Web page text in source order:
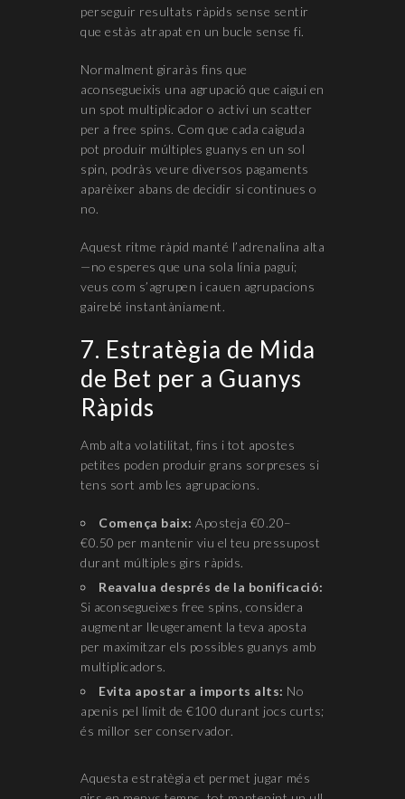
perseguir resultats ràpids sense sentir
que estàs atrapat en un bucle sense fi.
Normalment giraràs fins que
aconsegueixis una agrupació que caigui en
un spot multiplicador o activi un scatter
per a free spins. Com que cada caiguda
pot produir múltiples guanys en un sol
spin, podràs veure diversos pagaments
aparèixer abans de decidir si continues o
no.
Aquest ritme ràpid manté l’adrenalina alta
—no esperes que una sola línia pagui;
veus com s’agrupen i cauen agrupacions
gairebé instantàniament.
7. Estratègia de Mida
de Bet per a Guanys
Ràpids
Amb alta volatilitat, fins i tot apostes
petites poden produir grans sorpreses si
tens sort amb les agrupacions.
Comença baix: Aposteja €0.20–
€0.50 per mantenir viu el teu pressupost
durant múltiples girs ràpids.
Reavalua després de la bonificació:
Si aconsegueixes free spins, considera
augmentar lleugerament la teva aposta
per maximitzar els possibles guanys amb
multiplicadors.
Evita apostar a imports alts: No
apenis pel límit de €100 durant jocs curts;
és millor ser conservador.
Aquesta estratègia et permet jugar més